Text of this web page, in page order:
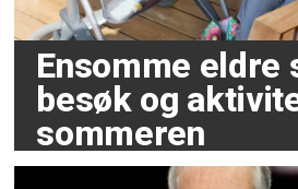
Ensomme eldre
besøk og
sommeren